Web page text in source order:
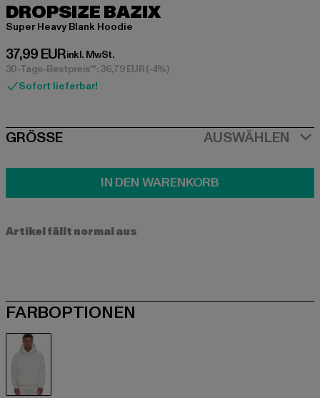
DROPSIZE BAZIX
Super Heavy Blank Hoodie
37,99 EUR
Derzeitiger Preis: 37,99 EUR
inkl. MwSt.
30-Tage-Bestpreis**: 36,79 EUR(-4%)
Sofort lieferbar!
SIZE
GRÖSSE AUSWÄHLEN
IN DEN WARENKORB
Artikel fällt normal aus
FARBOPTIONEN